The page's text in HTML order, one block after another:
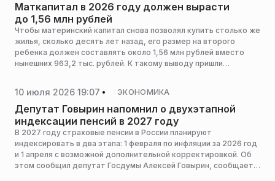
Маткапитал в 2026 году должен вырасти
до 1,56 млн рублей
Чтобы материнский капитал снова позволял купить столько же
жилья, сколько десять лет назад, его размер на второго
ребенка должен составлять около 1,56 млн рублей вместо
нынешних 963,2 тыс. рублей. К такому выводу пришли
на недвижимость.
10 июля 2026 19:07 ЭКОНОМИКА
Депутат Говырин напомнил о двухэтапной
индексации пенсий в 2027 году
В 2027 году страховые пенсии в России планируют
индексировать в два этапа: 1 февраля по инфляции за 2026 год
и 1 апреля с возможной дополнительной корректировкой. Об
этом сообщил депутат Госдумы Алексей Говырин, сообщает